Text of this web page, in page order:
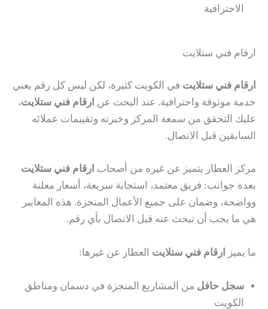
الاحترافية
ارقام فني ستلايت
ارقام فني ستلايت في الكويت كثيرة، لكن ليس كل رقم يعني
خدمة موثوقة واحترافية. عند البحث عن ارقام فني ستلايت،
عليك التحقق من سمعة المركز وخبرته وتقييمات عملائه
السابقين قبل الاتصال.
مركز العطار يتميز عن غيره من أصحاب ارقام فني ستلايت
بعدة جوانب: فريق معتمد، استجابة سريعة، أسعار معلنة
وواضحة، وضمان على جميع الأعمال المنجزة. هذه المعايير
هي ما يجب أن تبحث عنه قبل الاتصال بأي رقم.
ما يميز ارقام فني ستلايت العطار عن غيرها:
سجل حافل من المشاريع المنجزة في دسمان ومناطق
الكويت